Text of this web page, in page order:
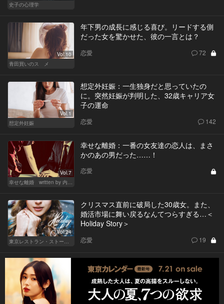
史子の心理学
Vol.10
青田買いのスゝメ
年下男の成長に感じる喜び。リードする側
だった女を驚かせた、彼の一言とは？
恋愛 72
Vol.1
想定外妊娠
想定外妊娠：一生独身だと思っていたの
に。突然妊娠が判明した、32歳キャリア女
子の運命
恋愛 142
Vol.7
幸せな離婚：一番の女友達の恋人は、まさ
かのあの男だった……！
恋愛
Vol.24
クリスマス直前に破局した30歳女。また、
婚活市場に舞い戻るなんてつらすぎる…＜
Holiday Story＞
恋愛 19